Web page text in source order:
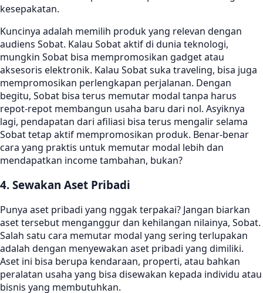
kesepakatan.
Kuncinya adalah memilih produk yang relevan dengan
audiens Sobat. Kalau Sobat aktif di dunia teknologi,
mungkin Sobat bisa mempromosikan gadget atau
aksesoris elektronik. Kalau Sobat suka traveling, bisa juga
mempromosikan perlengkapan perjalanan. Dengan
begitu, Sobat bisa terus memutar modal tanpa harus
repot-repot membangun usaha baru dari nol. Asyiknya
lagi, pendapatan dari afiliasi bisa terus mengalir selama
Sobat tetap aktif mempromosikan produk. Benar-benar
cara yang praktis untuk memutar modal lebih dan
mendapatkan income tambahan, bukan?
4. Sewakan Aset Pribadi
Punya aset pribadi yang nggak terpakai? Jangan biarkan
aset tersebut menganggur dan kehilangan nilainya, Sobat.
Salah satu cara memutar modal yang sering terlupakan
adalah dengan menyewakan aset pribadi yang dimiliki.
Aset ini bisa berupa kendaraan, properti, atau bahkan
peralatan usaha yang bisa disewakan kepada individu atau
bisnis yang membutuhkan.